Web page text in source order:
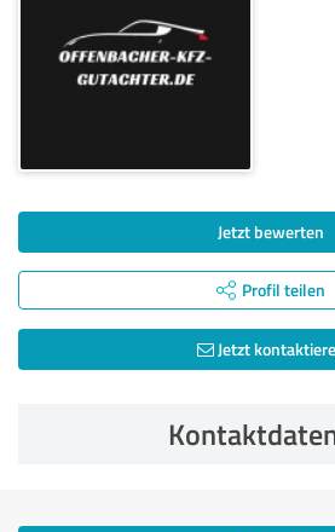
Jetzt bewerten
Profil teilen
Jetzt